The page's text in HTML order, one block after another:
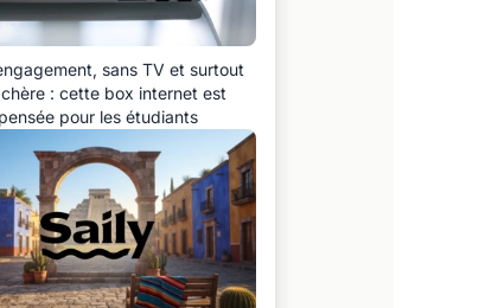
sans TV et surtout
: cette box internet est
pensée pour les étudiants